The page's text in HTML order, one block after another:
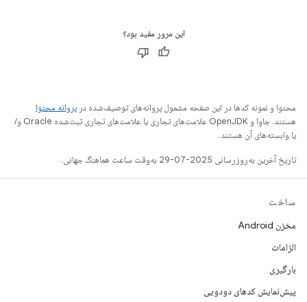
این مرور مفید بود؟
محتوا و نمونه کدها در این صفحه مشمول پروانه‌های توصیف‌شده در پروانه محتوا
هستند. جاوا و OpenJDK علامت‌های تجاری یا علامت‌های تجاری ثبت‌شده Oracle و/
یا وابسته‌های آن هستند.
تاریخ آخرین به‌روزرسانی 2025-07-29 به‌وقت ساعت هماهنگ جهانی.
ساخت
مخزن Android
الزامات
بارگیری
پیش‌نمایش کدهای دودویی